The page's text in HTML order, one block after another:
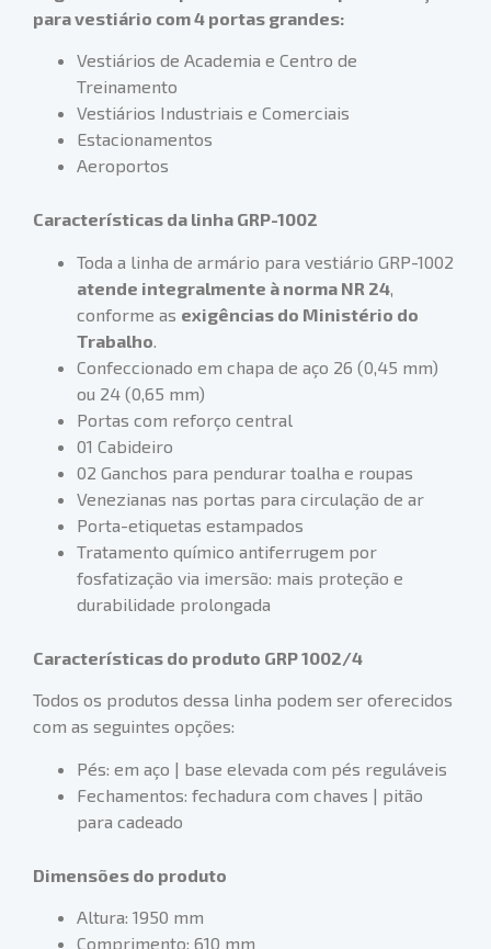
para vestiário com 4 portas grandes:
Vestiários de Academia e Centro de
Treinamento
Vestiários Industriais e Comerciais
Estacionamentos
Aeroportos
Características da linha GRP-1002
Toda a linha de armário para vestiário GRP-1002
atende integralmente à norma NR 24
conforme as exigências do Ministério do
Trabalho
Confeccionado em chapa de aço 26 (0,45 mm)
ou 24 (0,65 mm)
Portas com reforço central
01 Cabideiro
02 Ganchos para pendurar toalha e roupas
Venezianas nas portas para circulação de ar
Porta-etiquetas estampados
Tratamento químico antiferrugem por
fosfatização via imersão: mais proteção e
durabilidade prolongada
Características do produto GRP 1002/4
Todos os produtos dessa linha podem ser oferecidos
com as seguintes opções:
Pés: em aço | base elevada com pés reguláveis
Fechamentos: fechadura com chaves | pitão
para cadeado
Dimensões do produto
Altura: 1950 mm
Comprimento: 610 mm